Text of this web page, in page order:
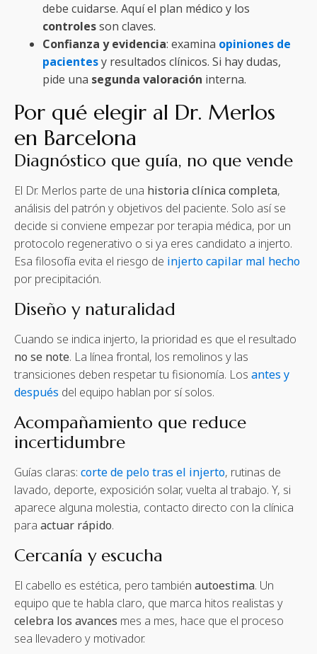
debe cuidarse. Aquí el plan médico y los
controlesson claves.
Confianza y evidencia: examina opiniones de
pacientesy resultados clínicos. Si hay dudas,
pide una segunda valoración interna.
Por qué elegir al Dr. Merlos
en Barcelona
Diagnóstico que guía, no que vende
El Dr. Merlos parte de una historia clínica completa,
análisis del patrón y objetivos del paciente. Solo así se
decide si conviene empezar por terapia médica, por un
protocolo regenerativo o si ya eres candidato a injerto.
Esa filosofía evita el riesgo de injerto capilar mal hecho
por precipitación.
Diseño y naturalidad
Cuando se indica injerto, la prioridad es que el resultado
no se note. La línea frontal, los remolinos y las
transiciones deben respetar tu fisionomía. Los antes y
después del equipo hablan por sí solos.
Acompañamiento que reduce
incertidumbre
Guías claras: corte de pelo tras el injerto, rutinas de
lavado, deporte, exposición solar, vuelta al trabajo. Y, si
aparece alguna molestia, contacto directo con la clínica
para actuar rápido.
Cercanía y escucha
El cabello es estética, pero también autoestima. Un
equipo que te habla claro, que marca hitos realistas y
celebra los avances mes a mes, hace que el proceso
sea llevadero y motivador.